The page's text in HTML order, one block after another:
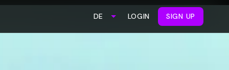
DE LOGIN SIGN UP